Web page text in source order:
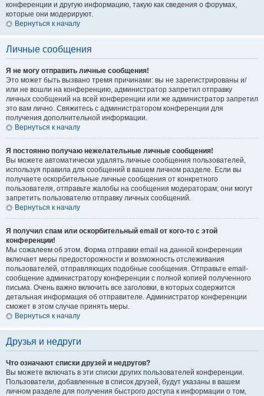
конференции и другую информацию, такую как сведения о форумах,
которые они модерируют.
Вернуться к началу
Личные сообщения
Я не могу отправить личные сообщения!
Это может быть вызвано тремя причинами: вы не зарегистрированы и/
или не вошли на конференцию, администратор запретил отправку
личных сообщений на всей конференции или же администратор запретил
это вам лично. Свяжитесь с администратором конференции для
получения дополнительной информации.
Вернуться к началу
Я постоянно получаю нежелательные личные сообщения!
Вы можете автоматически удалять личные сообщения пользователей,
используя правила для сообщений в вашем личном разделе. Если вы
получаете оскорбительные личные сообщения от конкретного
пользователя, отправьте жалобы на сообщения модераторам; они могут
запретить пользователю отправку личных сообщений.
Вернуться к началу
Я получил спам или оскорбительный email от кого-то с этой
конференции!
Мы сожалеем об этом. Форма отправки email на данной конференции
включает меры предосторожности и возможность отслеживания
пользователей, отправляющих подобные сообщения. Отправьте email-
сообщение администратору конференции с полной копией полученного
письма. Очень важно включить все заголовки, в которых содержится
детальная информация об отправителе. Администратор конференции
сможет в этом случае принять меры.
Вернуться к началу
Друзья и недруги
Что означают списки друзей и недругов?
Вы можете включать в эти списки других пользователей конференции.
Пользователи, добавленные в список друзей, будут указаны в вашем
личном разделе для получения быстрого доступа к информации о том,